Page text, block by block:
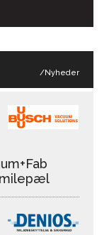
/Nyheder
milepæl